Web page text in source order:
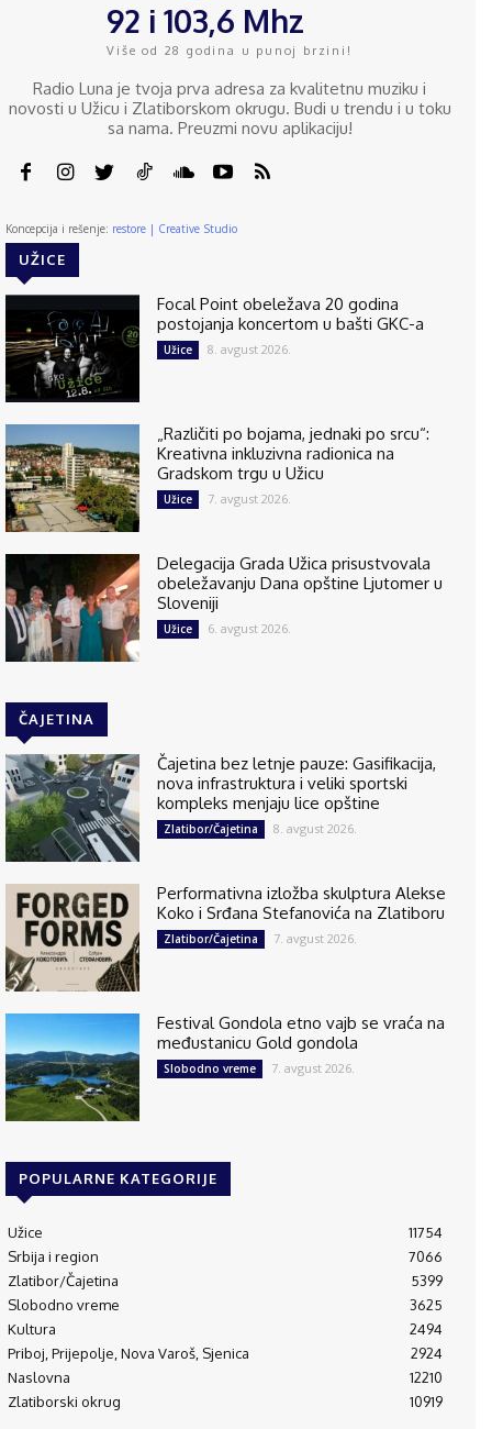
92 i 103,6 Mhz
Više od 28 godina u punoj brzini!
Radio Luna je tvoja prva adresa za kvalitetnu muziku i
novosti u Užicu i Zlatiborskom okrugu. Budi u trendu i u toku
sa nama. Preuzmi novu aplikaciju!
Koncepcija i rešenje: restore | Creative Studio
UŽICE
Focal Point obeležava 20 godina
postojanja koncertom u bašti GKC-a
Užice 8. avgust 2026.
„Različiti po bojama, jednaki po srcu“:
Kreativna inkluzivna radionica na
Gradskom trgu u Užicu
Užice 7. avgust 2026.
Delegacija Grada Užica prisustvovala
obeležavanju Dana opštine Ljutomer u
Sloveniji
Užice 6. avgust 2026.
ČAJETINA
Čajetina bez letnje pauze: Gasifikacija,
nova infrastruktura i veliki sportski
kompleks menjaju lice opštine
Zlatibor/Čajetina 8. avgust 2026.
Performativna izložba skulptura Alekse
Koko i Srđana Stefanovića na Zlatiboru
Zlatibor/Čajetina 7. avgust 2026.
Festival Gondola etno vajb se vraća na
međustanicu Gold gondola
Slobodno vreme 7. avgust 2026.
POPULARNE KATEGORIJE
Užice
11754
Srbija i region
7066
Zlatibor/Čajetina
5399
Slobodno vreme
3625
Kultura
2494
Priboj, Prijepolje, Nova Varoš, Sjenica
2924
Naslovna
12210
Zlatiborski okrug
10919